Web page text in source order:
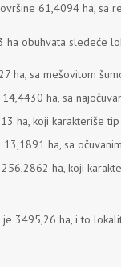
61,4094 ha, sa
ha obuhvata sledeće
ha, sa mešovitom
ha, sa
ha, koji karakteriše
ha, sa
ha, koji
3495,26 ha, i to